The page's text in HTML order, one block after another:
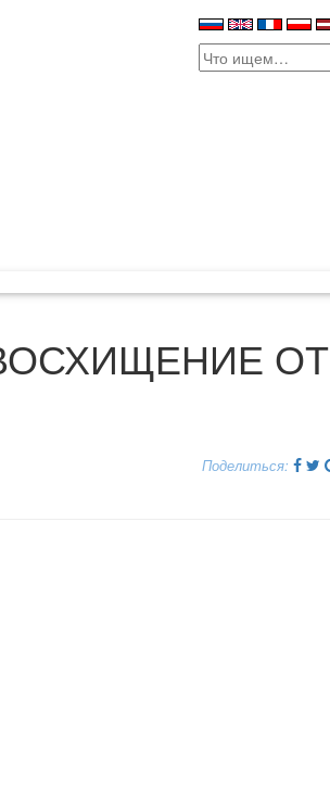
Search
for:
ОТ
Поделиться: